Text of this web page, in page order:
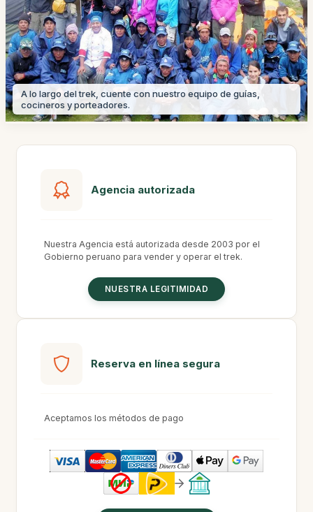
A lo largo del trek, cuente con nuestro equipo de guías,
cocineros y porteadores.
Agencia autorizada
Nuestra Agencia está autorizada desde 2003 por el
Gobierno peruano para vender y operar el trek.
NUESTRA LEGITIMIDAD
Reserva en línea segura
Aceptamos los métodos de pago